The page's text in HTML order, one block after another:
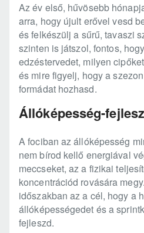
Az év első, hűvösebb
arra, hogy újult erővel vesd
és felkészülj a sűrű, tavaszi
szinten is játszol, fontos,
edzéstervedet, milyen
és mire figyelj, hogy a
formádat hozhasd.
Állóképesség-
A fociban az állóképesség
nem bírod kellő energiával
meccseket, az a fizikai
koncentrációd rovására
időszakban az a cél, hogy a
állóképességedet és a
fejleszd.